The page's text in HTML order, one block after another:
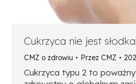
Cukrzyca nie jest słodka
CMZ o zdrowiu Przez CMZ
Cukrzyca typu 2 to